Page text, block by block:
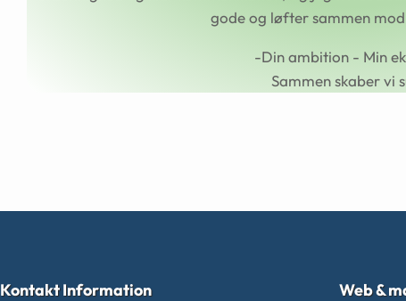
gode og løfter sammen
-Din ambition - Min
Sammen skaber vi
Kontakt Information Web &